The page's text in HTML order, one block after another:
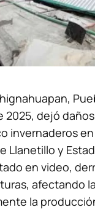
2025, dejó daños
invernaderos
Llanetillo y
en video,
afectando
la